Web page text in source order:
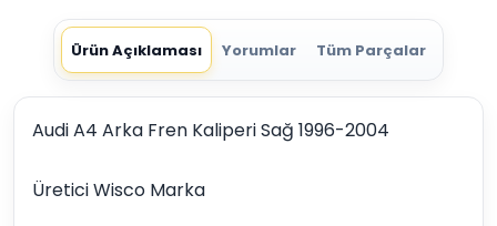
Ürün Açıklaması Yorumlar Tüm Parçalar
Audi A4 Arka Fren Kaliperi Sağ 1996-2004
Üretici Wisco Marka